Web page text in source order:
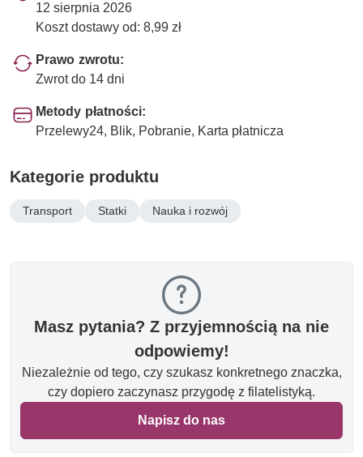
12 sierpnia 2026
Koszt dostawy od: 8,99 zł
Prawo zwrotu:
Zwrot do 14 dni
Metody płatności:
Przelewy24, Blik, Pobranie, Karta płatnicza
Kategorie produktu
Transport Statki Nauka i rozwój
Masz pytania? Z przyjemnością na nie
odpowiemy!
Niezależnie od tego, czy szukasz konkretnego znaczka,
czy dopiero zaczynasz przygodę z filatelistyką.
Napisz do nas